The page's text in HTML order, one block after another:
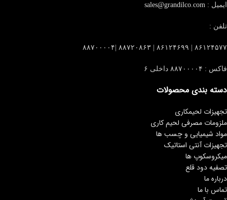
ایمیل : sales@grandilco.com
تلفن :
۸۶۱۲۴۵۷۷ | ۸۶۱۲۴۶۹۹ | ۸۸۷۲۰۸۶۳ |۸۸۷۰۰۰۰۴
فاکس : ۸۸۷۰۰۰۰۴ داخلی ۶
دسته بندی محصولات
تجهیزات لحیمکاری
ملزومات مصرفی لحیم کاری
مواد شیمیایی و چسب ها
تجهیزات آنتی استاتیک
میکروسکوپ ها
تصفیه دود قلع
درباره ما
تماس با ما